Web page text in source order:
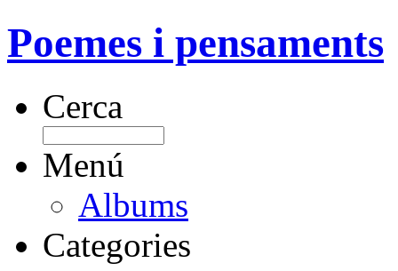
Poemes i pensaments
Cerca
Menú
Albums
Categories